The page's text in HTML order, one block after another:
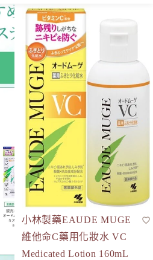
S
SHIRO
SKIO by
SNIDEL
SUQQU
T
TAKAMI
THREE
to/one
U
保濕型化妝水 160mL/500mL
小林製藥EAUDE MUGE 維
化妝水
小林製藥EAUDE MUGE
維他命C藥用化妝水 VC
Medicated Lotion 160mL